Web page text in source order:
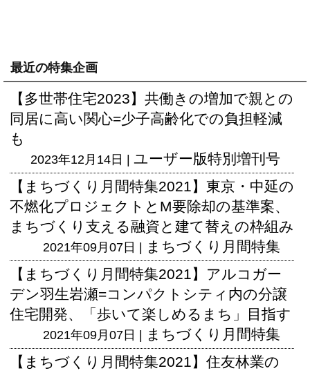
最近の特集企画
【多世帯住宅2023】共働きの増加で親との
同居に高い関心=少子高齢化での負担軽減
も
2023年12月14日 | ユーザー版特別増刊号
【まちづくり月間特集2021】東京・中延の
不燃化プロジェクトとM要除却の基準案、
まちづくり支える融資と建て替えの枠組み
2021年09月07日 |
まちづくり月間特集
【まちづくり月間特集2021】アルコガー
デン羽生岩瀬=コンパクトシティ内の分譲
住宅開発、「歩いて楽しめるまち」目指す
2021年09月07日 |
まちづくり月間特集
【まちづくり月間特集2021】住友林業の